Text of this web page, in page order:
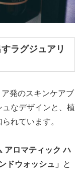
ラグジュアリ
発のスキンケアブ
なデザインと、植
れています。
アロマティック ハ
ドウォッシュ」
と